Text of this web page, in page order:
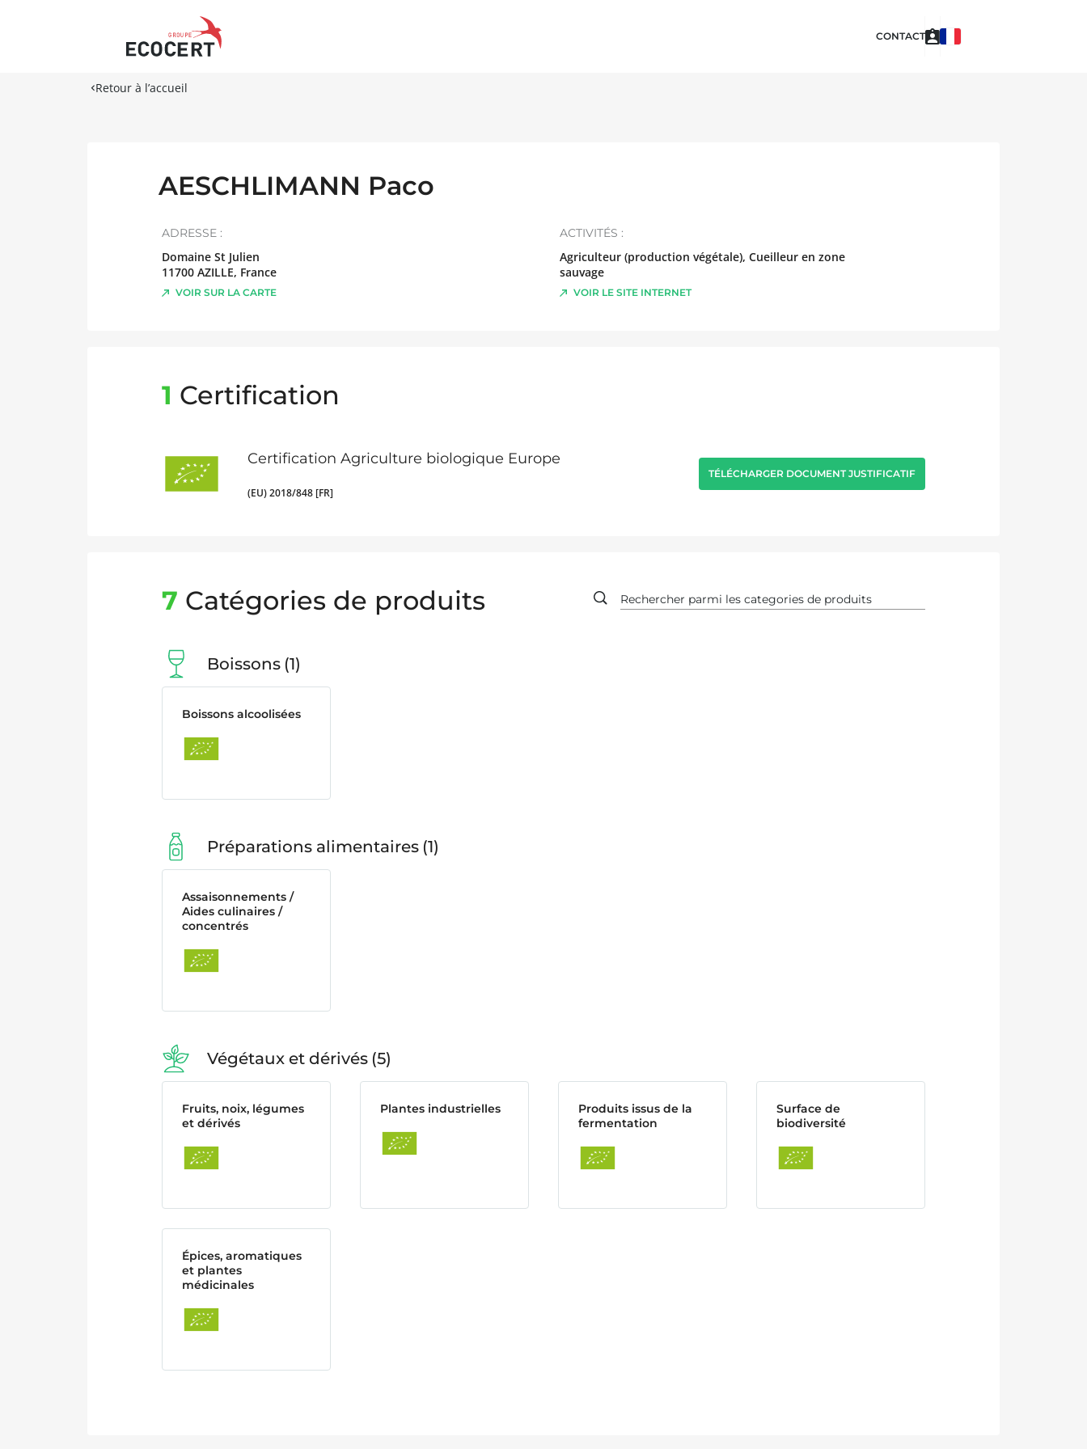
CONTACT
Retour à l’accueil
AESCHLIMANN Paco
ADRESSE :
Domaine St Julien
11700 AZILLE, France
VOIR SUR LA CARTE
ACTIVITÉS :
Agriculteur (production végétale), Cueilleur en zone
sauvage
VOIR LE SITE INTERNET
1 Certification
Certification Agriculture biologique Europe
(EU) 2018/848 [FR]
TÉLÉCHARGER DOCUMENT JUSTIFICATIF
7 Catégories de produits
Boissons 1
Boissons alcoolisées
Préparations alimentaires 1
Assaisonnements /
Aides culinaires /
concentrés
Végétaux et dérivés 5
Fruits, noix, légumes
et dérivés
Plantes industrielles
Produits issus de la
fermentation
Surface de
biodiversité
Épices, aromatiques
et plantes
médicinales